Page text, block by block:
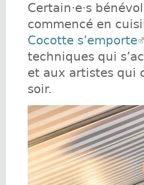
Certain·e·s
commencé en
Cocotte s’emporte
techniques qui
et aux artistes qui
soir.